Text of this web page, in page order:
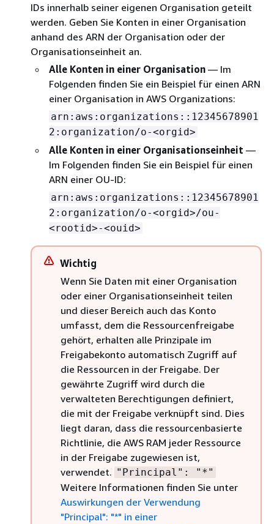
IDs innerhalb seiner eigenen Organisation geteilt
werden. Geben Sie Konten in einer Organisation
anhand des ARN der Organisation oder der
Organisationseinheit an.
Alle Konten in einer Organisation — Im
Folgenden finden Sie ein Beispiel für einen ARN
einer Organisation in AWS Organizations:
arn:aws:organizations::12345678901
2:organization/o-<orgid>
Alle Konten in einer Organisationseinheit —
Im Folgenden finden Sie ein Beispiel für einen
ARN einer OU-ID:
arn:aws:organizations::12345678901
2:organization/o-<orgid>/ou-
<rootid>-<ouid>
Wichtig
Wenn Sie Daten mit einer Organisation
oder einer Organisationseinheit teilen
und dieser Bereich auch das Konto
umfasst, dem die Ressourcenfreigabe
gehört, erhalten alle Prinzipale im
Freigabekonto automatisch Zugriff auf
die Ressourcen in der Freigabe. Der
gewährte Zugriff wird durch die
verwalteten Berechtigungen definiert,
die mit der Freigabe verknüpft sind. Dies
liegt daran, dass die ressourcenbasierte
Richtlinie, die AWS RAM jeder Ressource
in der Freigabe zugewiesen ist,
verwendet. "Principal": "*"
Weitere Informationen finden Sie unter
Auswirkungen der Verwendung
"Principal": "*" in einer